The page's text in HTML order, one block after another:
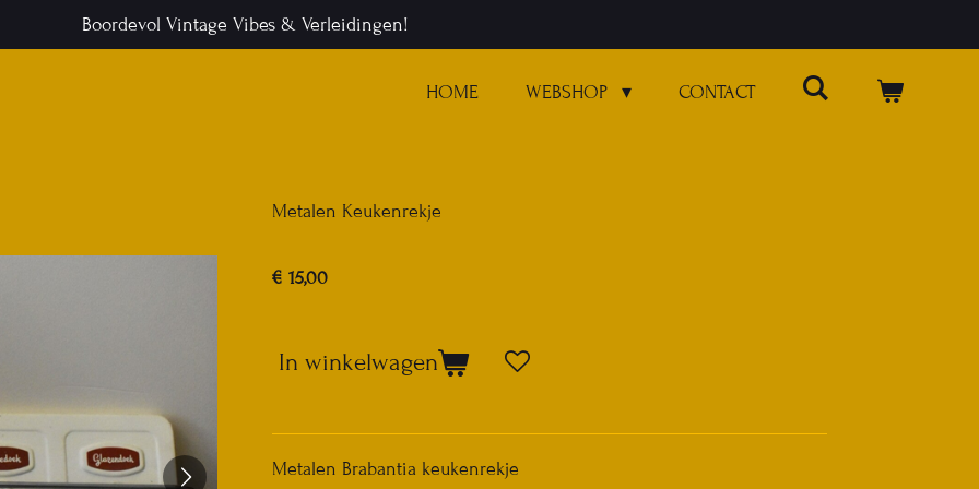
Boordevol Vintage Vibes & Verleidingen!
HOME WEBSHOP CONTACT
Metalen Keukenrekje
€ 15,00
In winkelwagen
Metalen Brabantia keukenrekje